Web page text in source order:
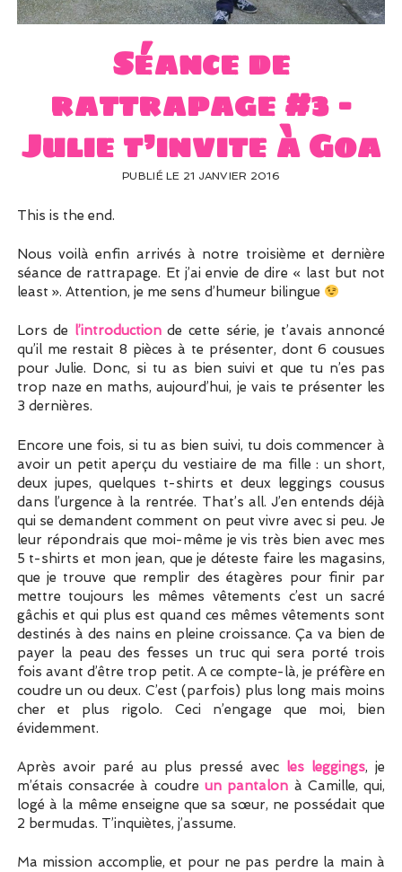
UN PEU DE DÉCO ?
UN SOUPÇON DE BRODERIE
Séance de
rattrapage #3 –
Julie t’invite à Goa
PUBLIÉ LE 21 JANVIER 2016
This is the end.
Nous voilà enfin arrivés à notre troisième et dernière
séance de rattrapage. Et j’ai envie de dire « last but not
least ». Attention, je me sens d’humeur bilingue
Lors de l’introductionde cette série, je t’avais annoncé
qu’il me restait 8 pièces à te présenter, dont 6 cousues
pour Julie. Donc, si tu as bien suivi et que tu n’es pas
trop naze en maths, aujourd’hui, je vais te présenter les
3 dernières.
Encore une fois, si tu as bien suivi, tu dois commencer à
avoir un petit aperçu du vestiaire de ma fille : un short,
deux jupes, quelques t-shirts et deux leggings cousus
dans l’urgence à la rentrée. That’s all. J’en entends déjà
qui se demandent comment on peut vivre avec si peu. Je
leur répondrais que moi-même je vis très bien avec mes
5 t-shirts et mon jean, que je déteste faire les magasins,
que je trouve que remplir des étagères pour finir par
mettre toujours les mêmes vêtements c’est un sacré
gâchis et qui plus est quand ces mêmes vêtements sont
destinés à des nains en pleine croissance. Ça va bien de
payer la peau des fesses un truc qui sera porté trois
fois avant d’être trop petit. A ce compte-là, je préfère en
coudre un ou deux. C’est (parfois) plus long mais moins
cher et plus rigolo. Ceci n’engage que moi, bien
évidemment.
Après avoir paré au plus pressé avec les leggings, je
m’étais consacrée à coudre un pantalon à Camille, qui,
logé à la même enseigne que sa sœur, ne possédait que
2 bermudas. T’inquiètes, j’assume.
Ma mission accomplie, et pour ne pas perdre la main à